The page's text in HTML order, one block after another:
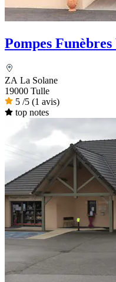
Pompes
ZA La Solane
19000 Tulle
5 /5 (1 avis)
top notes